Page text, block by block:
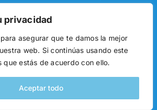
privacidad
asegurar que te damos la mejor
web. Si continúas usando este
que estás de acuerdo con ello.
Aceptar todo
pueden ser consideradas
de las mismas.